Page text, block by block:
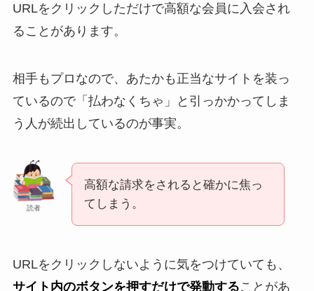
URLをクリックしただけで高額な会員に入会され
ることがあります。
相手もプロなので、あたかも正当なサイトを装っ
ているので「払わなくちゃ」と引っかかってしま
う人が続出しているのが事実。
読者
高額な請求をされると確かに焦っ
てしまう。
URLをクリックしないように気をつけていても、
サイト内のボタンを押すだけで発動することがあ